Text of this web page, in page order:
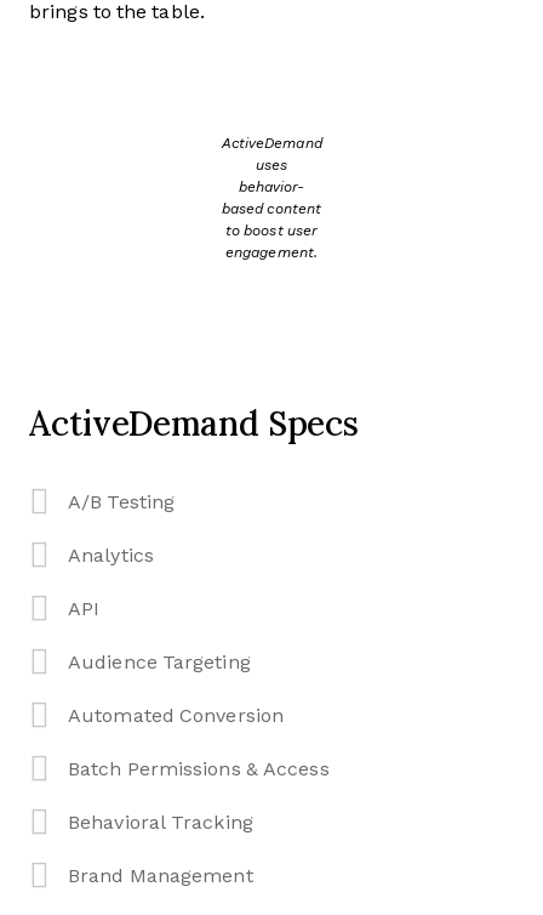
brings to the table.
ActiveDemand
uses
behavior-
based content
to boost user
engagement.
ActiveDemand Specs
A/B Testing
Analytics
API
Audience Targeting
Automated Conversion
Batch Permissions & Access
Behavioral Tracking
Brand Management